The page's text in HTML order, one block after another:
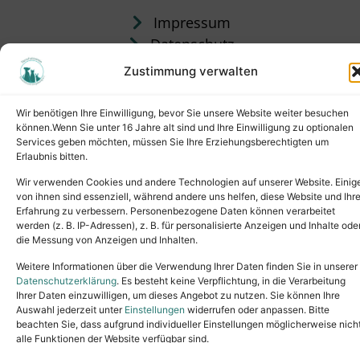
Zustimmung verwalten
Wir benötigen Ihre Einwilligung, bevor Sie unsere Website weiter besuchen
können.Wenn Sie unter 16 Jahre alt sind und Ihre Einwilligung zu optionalen
Services geben möchten, müssen Sie Ihre Erziehungsberechtigten um
Erlaubnis bitten.
Wir verwenden Cookies und andere Technologien auf unserer Website.
von ihnen sind essenziell, während andere uns helfen, diese Website und Ihre
Erfahrung zu verbessern. Personenbezogene Daten können verarbeitet
werden (z. B. IP-Adressen), z. B. für personalisierte Anzeigen und Inhalte
die Messung von Anzeigen und Inhalten.
Weitere Informationen über die Verwendung Ihrer Daten finden Sie in unserer
Datenschutzerklärung. Es besteht keine Verpflichtung, in die Verarbeitung
Ihrer Daten einzuwilligen, um dieses Angebot zu nutzen. Sie können Ihre
Auswahl jederzeit unter Einstellungen widerrufen oder anpassen. Bitte
beachten Sie, dass aufgrund individueller Einstellungen möglicherweise
alle Funktionen der Website verfügbar sind.
Impressum
Datenschutz
Satzung
Copyright © 2024. All rights reserved.
Tel.: (02631) 55356buero@tierheim-neuwied.de
Ludwigshof 1, 56567 Neuwied